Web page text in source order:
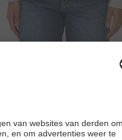
online shop according
shown here.